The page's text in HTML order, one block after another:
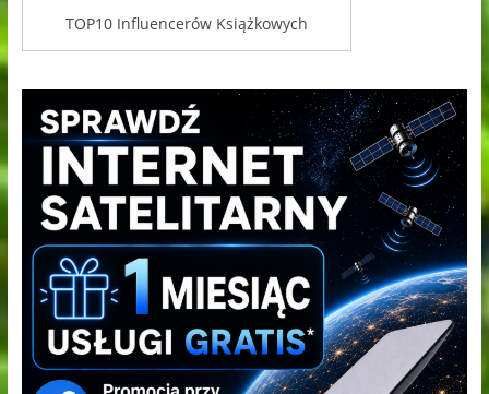
TOP10 Influencerów Książkowych